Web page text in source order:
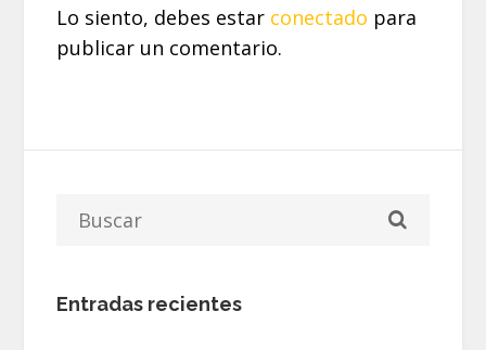
Lo siento, debes estar conectado para
publicar un comentario.
Entradas recientes